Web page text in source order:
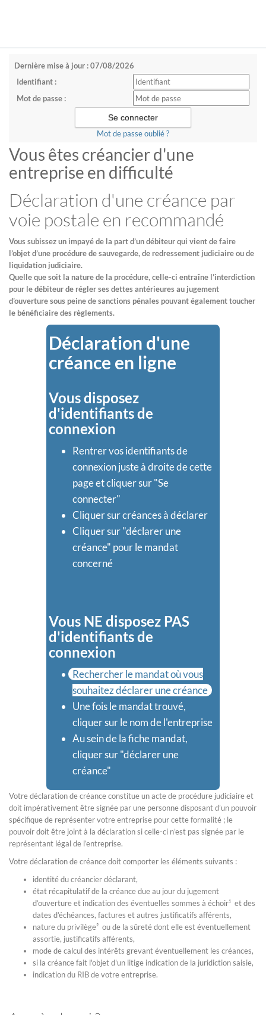
Dernière mise à jour : 07/08/2026
Identifiant :
Mot de passe :
Mot de passe oublié ?
Vous êtes créancier d'une
entreprise en difficulté
Déclaration d'une créance par
voie postale en recommandé
Vous subissez un impayé de la part d’un débiteur qui vient de faire
l’objet d’une procédure de sauvegarde, de redressement judiciaire ou de
liquidation judiciaire.
Quelle que soit la nature de la procédure, celle-ci entraîne l’interdiction
pour le débiteur de régler ses dettes antérieures au jugement
d’ouverture sous peine de sanctions pénales pouvant également toucher
le bénéficiaire des règlements.
Déclaration d'une
créance en ligne
Vous disposez
d'identifiants de
connexion
Rentrer vos identifiants de
connexion juste à droite de cette
page et cliquer sur "Se
connecter"
Cliquer sur créances à déclarer
Cliquer sur "déclarer une
créance" pour le mandat
concerné
Vous NE disposez PAS
d'identifiants de
connexion
Rechercher le mandat où vous
souhaitez déclarer une créance
Une fois le mandat trouvé,
cliquer sur le nom de l'entreprise
Au sein de la fiche mandat,
cliquer sur "déclarer une
créance"
Votre déclaration de créance constitue un acte de procédure judiciaire et
doit impérativement être signée par une personne disposant d’un pouvoir
spécifique de représenter votre entreprise pour cette formalité ; le
pouvoir doit être joint à la déclaration si celle-ci n’est pas signée par le
représentant légal de l’entreprise.
Votre déclaration de créance doit comporter les éléments suivants :
identité du créancier déclarant,
état récapitulatif de la créance due au jour du jugement
d’ouverture et indication des éventuelles sommes à échoir¹ et des
dates d’échéances, factures et autres justificatifs afférents,
nature du privilège² ou de la sûreté dont elle est éventuellement
assortie, justificatifs afférents,
mode de calcul des intérêts grevant éventuellement les créances,
si la créance fait l'objet d'un litige indication de la juridiction saisie,
indication du RIB de votre entreprise.